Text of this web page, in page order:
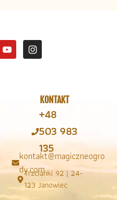
KONTAKT
+48
503 983
135
kontakt@magiczneogro
dy.com
Trzcianki 92 | 24-
123 Janowiec